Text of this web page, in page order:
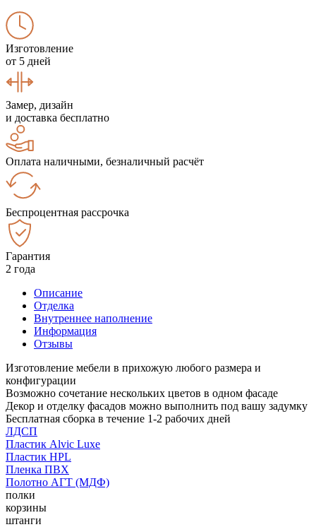
Изготовление
от 5 дней
Замер, дизайн
и доставка бесплатно
Оплата наличными, безналичный расчёт
Беспроцентная рассрочка
Гарантия
2 года
Описание
Отделка
Внутреннее наполнение
Информация
Отзывы
Изготовление мебели в прихожую любого размера и
конфигурации
Возможно сочетание нескольких цветов в одном фасаде
Декор и отделку фасадов можно выполнить под вашу задумку
Бесплатная сборка в течение 1-2 рабочих дней
ЛДСП
Пластик Alvic Luxe
Пластик HPL
Пленка ПВХ
Полотно АГТ (МДФ)
полки
корзины
штанги